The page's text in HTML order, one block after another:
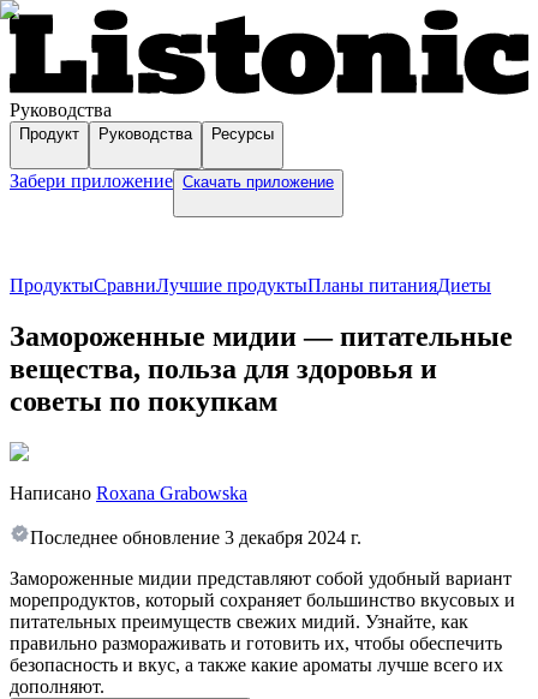
Руководства
Продукт Руководства Ресурсы
Забери приложение Скачать приложение
ПродуктыСравниЛучшие продуктыПланы питанияДиеты
Замороженные мидии — питательные
вещества, польза для здоровья и
советы по покупкам
Написано Roxana Grabowska
Последнее обновление 3 декабря 2024 г.
Замороженные мидии представляют собой удобный вариант
морепродуктов, который сохраняет большинство вкусовых и
питательных преимуществ свежих мидий. Узнайте, как
правильно размораживать и готовить их, чтобы обеспечить
безопасность и вкус, а также какие ароматы лучше всего их
дополняют.